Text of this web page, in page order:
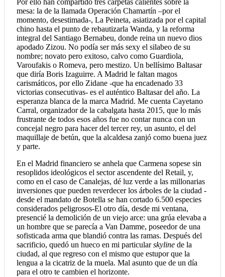
Por ello han compartido tres carpetas calientes sobre la
mesa: la de la llamada Operación Chamartín –por el
momento, desestimada-, La Peineta, asiatizada por el capital
chino hasta el punto de rebautizarla Wanda, y la reforma
integral del Santiago Bernabeu, donde reina un nuevo dios
apodado Zizou. No podía ser más sexy el silabeo de su
nombre; novato pero exitoso, calvo como Guardiola,
Varoufakis o Romeva, pero mestizo. Un bellísimo Baltasar
que diría Boris Izaguirre. A Madrid le faltan magos
carismáticos, por ello Zidane -que ha encadenado 33
victorias consecutivas- es el auténtico Baltasar del año. La
esperanza blanca de la marca Madrid. Me cuenta Cayetano
Carral, organizador de la cabalgata hasta 2015, que lo más
frustrante de todos esos años fue no contar nunca con un
concejal negro para hacer del tercer rey, un asunto, el del
maquillaje de betún, que la alcaldesa zanjó como buena juez
y parte.
En el Madrid financiero se anhela que Carmena sopese sin
resoplidos ideológicos el sector ascendente del Retail, y,
como en el caso de Canalejas, dé luz verde a las millonarias
inversiones que pueden reverdecer los árboles de la ciudad -
desde el mandato de Botella se han cortado 6.500 especies
considerados peligrosos-El otro día, desde mi ventana,
presencié la demolición de un viejo arce: una grúa elevaba a
un hombre que se parecía a Van Damme, poseedor de una
sofisticada arma que blandió contra las ramas. Después del
sacrificio, quedó un hueco en mi particularskyline de la
ciudad, al que regreso con el mismo que estupor que la
lengua a la cicatriz de la muela. Mal asunto que de un día
para el otro te cambien el horizonte.